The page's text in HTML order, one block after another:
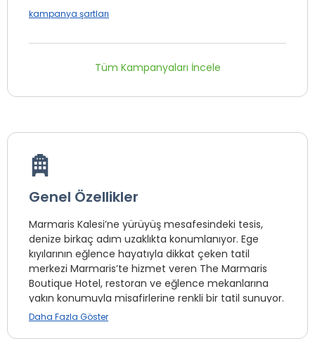
kampanya şartları
Tüm Kampanyaları İncele
Genel Özellikler
Marmaris Kalesi’ne yürüyüş mesafesindeki tesis,
denize birkaç adım uzaklıkta konumlanıyor. Ege
kıyılarının eğlence hayatıyla dikkat çeken tatil
merkezi Marmaris’te hizmet veren The Marmaris
Boutique Hotel, restoran ve eğlence mekanlarına
yakın konumuyla misafirlerine renkli bir tatil sunuyor.
Daha Fazla Göster